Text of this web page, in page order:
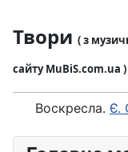
Твори ( з
сайту MuBiS.com.ua )
Воскресла. Є.